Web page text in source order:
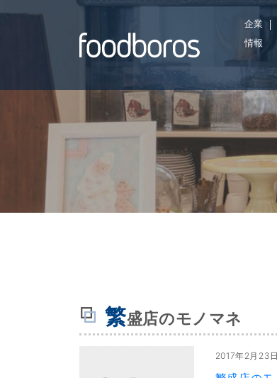
企業
情報
繁盛店のモノマネ
2017年2月23日